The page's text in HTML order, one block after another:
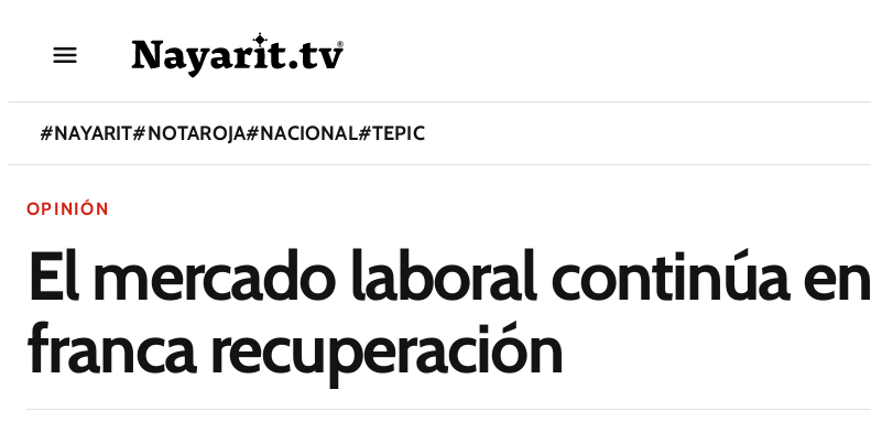
#NAYARIT#NOTAROJA#NACIONAL#TEPIC
OPINIÓN
El mercado laboral continúa en
franca recuperación